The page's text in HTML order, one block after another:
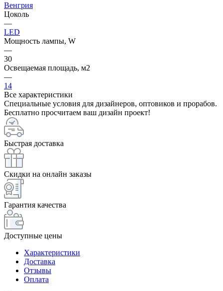
Венгрия
Цоколь
—
LED
Мощность лампы, W
—
30
Освещаемая площадь, м2
—
14
Все характеристики
Специальные условия для дизайнеров, оптовиков и прорабов.
Бесплатно просчитаем ваш дизайн проект!
Быстрая доставка
Скидки на онлайн заказы
Гарантия качества
Доступные цены
Характеристики
Доставка
Отзывы
Оплата